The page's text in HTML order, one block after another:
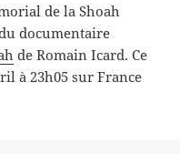
de la Shoah
documentaire
de Romain Icard. Ce
à 23h05 sur France